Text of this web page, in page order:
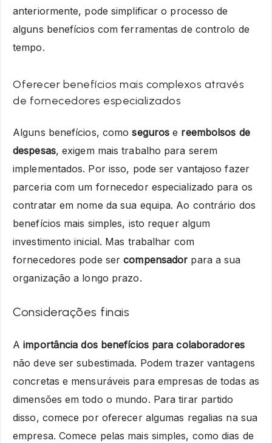
anteriormente, pode simplificar o processo de
alguns benefícios com ferramentas de controlo de
tempo.
Oferecer benefícios mais complexos através
de fornecedores especializados
Alguns benefícios, comoseguros e reembolsos de
despesas, exigem mais trabalho para serem
implementados. Por isso, pode ser vantajoso fazer
parceria com um fornecedor especializado para os
contratar em nome da sua equipa. Ao contrário dos
benefícios mais simples, isto requer algum
investimento inicial. Mas trabalhar com
fornecedores pode sercompensador para a sua
organização a longo prazo.
Considerações finais
Aimportância dos benefícios para colaboradores
não deve ser subestimada. Podem trazer vantagens
concretas e mensuráveis para empresas de todas as
dimensões em todo o mundo. Para tirar partido
disso, comece por oferecer algumas regalias na sua
empresa. Comece pelas mais simples, como dias de